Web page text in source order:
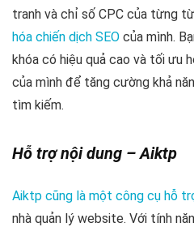
tranh và chỉ số CPC của từng
hóa chiến dịch SEO của mình.
khóa có hiệu quả cao và tối ưu
của mình để tăng cường khả
tìm kiếm.
Hỗ trợ nội dung – Aiktp
Aiktp cũng là một công cụ hỗ
nhà quản lý website. Với tính